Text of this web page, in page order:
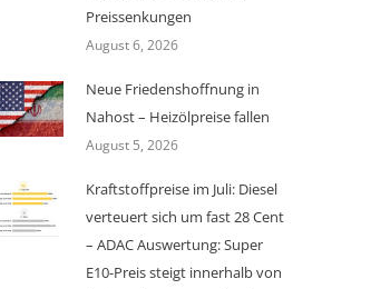
Preissenkungen
August 6, 2026
Neue Friedenshoffnung in
Nahost – Heizölpreise fallen
August 5, 2026
Kraftstoffpreise im Juli: Diesel
verteuert sich um fast 28 Cent
– ADAC Auswertung: Super
E10-Preis steigt innerhalb von